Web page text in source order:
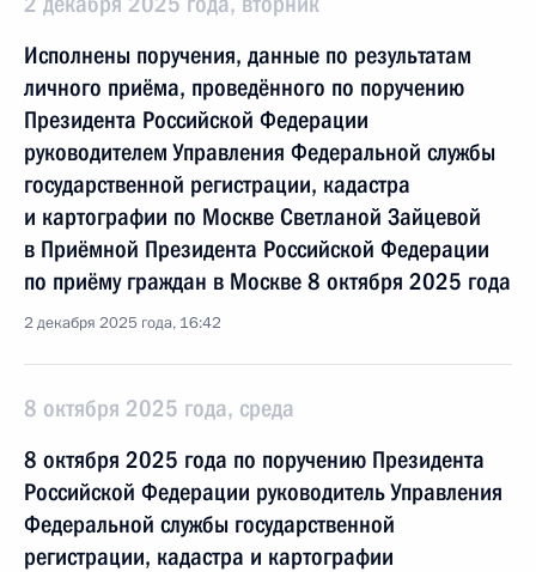
Исполнены поручения, данные по результатам
личного приёма, проведённого по поручению
Президента Российской Федерации
руководителем Управления Федеральной службы
государственной регистрации, кадастра
и картографии по Москве Светланой Зайцевой
в Приёмной Президента Российской Федерации
по приёму граждан в Москве 8 октября 2025 года
2 декабря 2025 года, 16:42
8 октября 2025 года, среда
8 октября 2025 года по поручению Президента
Российской Федерации руководитель Управления
Федеральной службы государственной
регистрации, кадастра и картографии